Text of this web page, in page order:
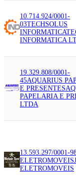
10.714.924/0001-
03TECHSOLUS
INFORMATICA
INFORMATICA
19.329.808/0001-
45AQUARIUS
E PRESENTES
PAPELARIA E
LTDA
13.593.297/0001-
ELETROMOVEIS
ELETROMOVEIS